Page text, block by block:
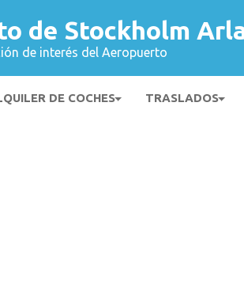
de Stockholm
de interés del Aeropuerto
DE COCHES TRASLADOS